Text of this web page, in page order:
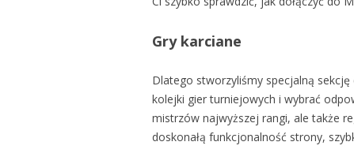
Gry karciane
Dlatego stworzyliśmy specjalną
kolejki gier turniejowych i wybrać
mistrzów najwyższej rangi, ale także
doskonałą funkcjonalność strony,